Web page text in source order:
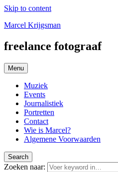
Skip to content
Marcel Krijgsman
freelance fotograaf
Menu
Muziek
Events
Journalistiek
Portretten
Contact
Wie is Marcel?
Algemene Voorwaarden
Search
Zoeken naar: